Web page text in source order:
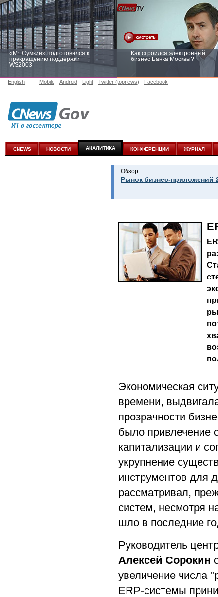
«Mr. Сумкин» подготовился к
прекращению поддержки
WS2003
Как строился электронный
бизнес Банка Москвы?
Заоблачная оптимизация: как
аналитике
English Mobile Android Light Twitter (topnews) Facebook
CNEWS НОВОСТИ АНАЛИТИКА КОНФЕРЕНЦИИ ЖУРНАЛ
Обзор
Рынок бизнес-приложений
Экономическая
времени,
прозрачности
было привлечение
капитализации и
укрупнение
инструментов для
рассматривал,
систем, несмотря
шло в последние
Руководитель
Алексей Сорокин
увеличение числа
ERP-системы